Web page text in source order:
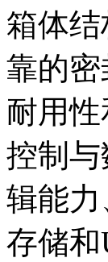
箱体
靠的
耐用性
控制
辑能
存储